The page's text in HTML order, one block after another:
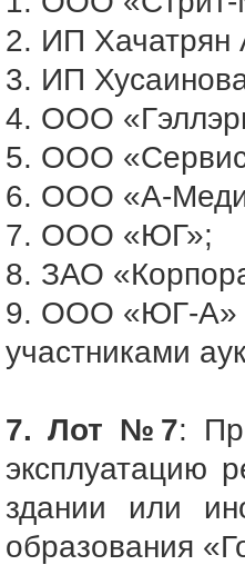
2. ИП Хачатрян
3. ИП
4. ООО
5. ООО
6. ООО «А-
7. ООО «ЮГ»;
8. ЗАО
9. ООО «ЮГ-А»
участниками
7. Лот №7:
эксплуатацию
здании или
образования